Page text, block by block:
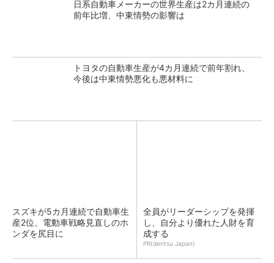
日系自動車メーカーの世界生産は2カ月連続の
前年比増、中東情勢の影響は
トヨタの自動車生産が4カ月連続で前年割れ、
今後は中東情勢悪化も悪材料に
スズキが5カ月連続で自動車生
産2位、電動車戦略見直しのホ
ンダを尻目に
全員がリーダーシップを発揮
し、自分より優れた人財を育
成する
PR(dentsu Japan)